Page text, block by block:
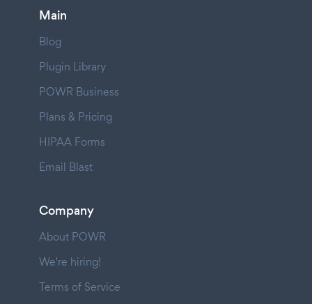
Main
Blog
Plugin Library
POWR Business
Plans & Pricing
HIPAA Forms
Email Blast
Company
About POWR
We're hiring!
Terms of Service